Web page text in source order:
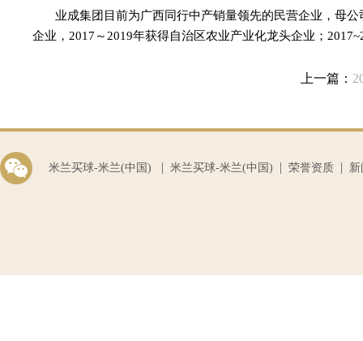
业成集团目前为广西同行中产销量领先的民营企业，母
企业，2017～2019年获得自治区农业产业化龙头企业；
上一篇：
米兰买球-米兰(中国) | 米兰买球-米兰(中国) | 荣誉资质 |